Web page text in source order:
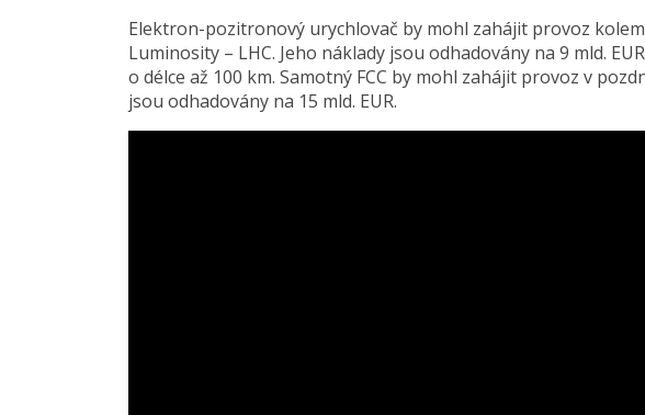
Elektron-pozitronový urychlovač by mohl zahájit provoz
Luminosity – LHC. Jeho náklady jsou odhadovány na 9 mld.
o délce až 100 km. Samotný FCC by mohl zahájit provoz v
jsou odhadovány na 15 mld. EUR.